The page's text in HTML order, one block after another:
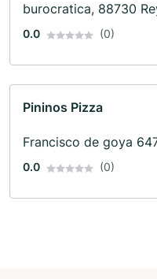
burocratica, 88730
0.0 (0)
Pininos Pizza
Francisco de goya
0.0 (0)